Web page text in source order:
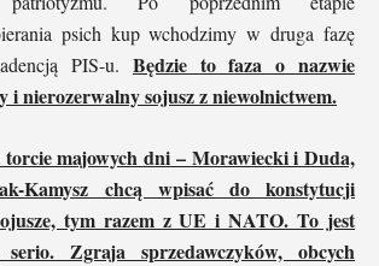
psich kup wchodzimy w druga fazę
PIS-u. Będzie to faza o nazwie
i nierozerwalny sojusz z niewolnictwem.
majowych dni – Morawiecki i Duda,
Kamysz chcą wpisać do konstytucji
tym razem z UE i NATO. To jest
Zgraja sprzedawczyków, obcych